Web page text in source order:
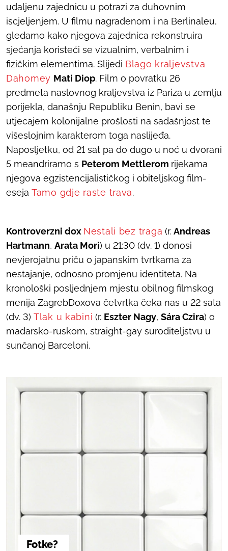
udaljenu zajednicu u potrazi za duhovnim
iscjeljenjem. U filmu nagrađenom i na Berlinaleu,
gledamo kako njegova zajednica rekonstruira
sjećanja koristeći se vizualnim, verbalnim i
fizičkim elementima. Slijedi Blago kraljevstva
Dahomey Mati Diop. Film o povratku 26
predmeta naslovnog kraljevstva iz Pariza u zemlju
porijekla, današnju Republiku Benin, bavi se
utjecajem kolonijalne prošlosti na sadašnjost te
višeslojnim karakterom toga naslijeđa.
Naposljetku, od 21 sat pa do dugo u noć u dvorani
5 meandriramo s Peterom Mettlerom rijekama
njegova egzistencijalističkog i obiteljskog film-
eseja Tamo gdje raste trava.
Kontroverzni dox Nestali bez traga (r.Andreas
Hartmann, Arata Mori) u 21:30 (dv. 1) donosi
nevjerojatnu priču o japanskim tvrtkama za
nestajanje, odnosno promjenu identiteta. Na
kronološki posljednjem mjestu obilnog filmskog
menija ZagrebDoxova četvrtka čeka nas u 22 sata
(dv. 3) Tlak u kabini (r. Eszter Nagy,Sára Czira) o
mađarsko-ruskom, straight-gay suroditeljstvu u
sunčanoj Barceloni.
Fotke?